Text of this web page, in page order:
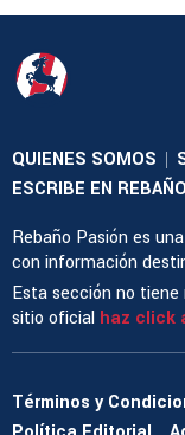
QUIENES SOMOS |
ESCRIBE EN
Rebaño Pasión es
con información
Esta sección no
sitio oficial haz click
Términos y